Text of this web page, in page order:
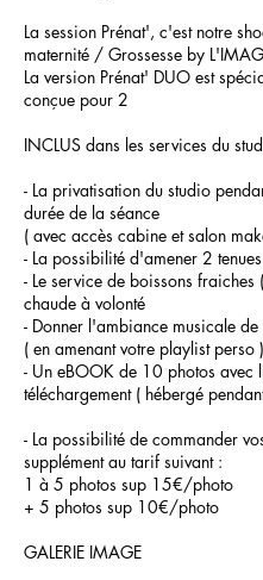
La session Prénat', c'est notre
maternité / Grossesse by
La version Prénat' DUO est
conçue pour 2
INCLUS dans les services du
- La privatisation du studio
durée de la séance
( avec accès cabine et salon
- La possibilité d'amener 2 tenues
- Le service de boissons fraiches
chaude à volonté
- Donner l'ambiance musicale de
( en amenant votre playlist perso )
- Un eBOOK de 10 photos avec
téléchargement ( hébergé
- La possibilité de commander
supplément au tarif suivant :
1 à 5 photos sup 15€/photo
+ 5 photos sup 10€/photo
GALERIE IMAGE